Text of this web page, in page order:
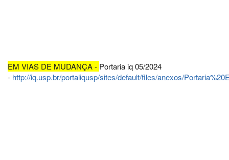
EM VIAS DE MUDANÇA - Portaria iq 05/2024
- http://iq.usp.br/portaliqusp/sites/default/files/anexos/